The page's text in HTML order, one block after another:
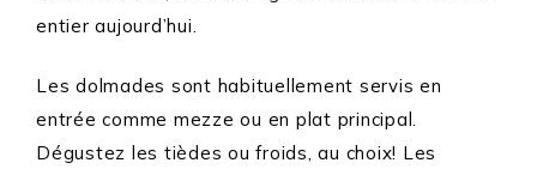
entier aujourd’hui.
Les dolmades sont habituellement servis en
entrée comme mezze ou en plat principal.
Dégustez les tièdes ou froids, au choix! Les